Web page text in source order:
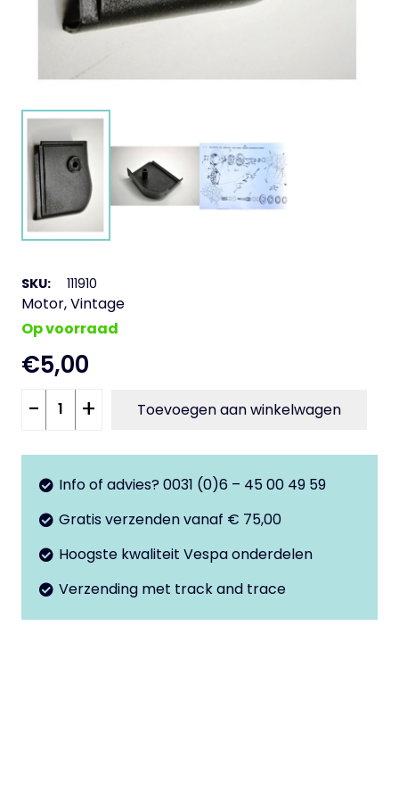
SKU: 111910
Motor,Vintage
Op voorraad
€5,00
Afdekplaatje
schakelkabels
V50
aantal
- + Toevoegen aan winkelwagen
Info of advies? 0031 (0)6 – 45 00 49 59
Gratis verzenden vanaf € 75,00
Hoogste kwaliteit Vespa onderdelen
Verzending met track and trace